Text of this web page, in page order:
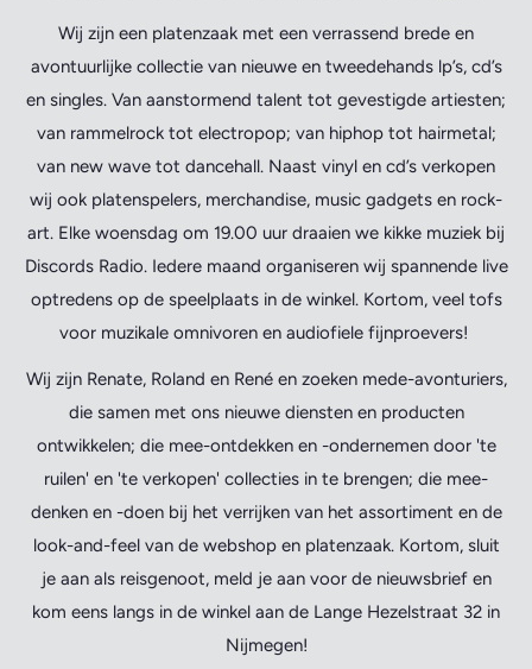
Wij zijn een platenzaak met een verrassend brede en
avontuurlijke collectie van nieuwe en tweedehands lp’s, cd’s
en singles. Van aanstormend talent tot gevestigde artiesten;
van rammelrock tot electropop; van hiphop tot hairmetal;
van new wave tot dancehall. Naast vinyl en cd’s verkopen
wij ook platenspelers, merchandise, music gadgets en rock-
art. Elke woensdag om 19.00 uur draaien we kikke muziek bij
Discords Radio. Iedere maand organiseren wij spannende live
optredens op de speelplaats in de winkel. Kortom, veel tofs
voor muzikale omnivoren en audiofiele fijnproevers!
Wij zijn Renate, Roland en René en zoeken mede-avonturiers,
die samen met ons nieuwe diensten en producten
ontwikkelen; die mee-ontdekken en -ondernemen door 'te
ruilen' en 'te verkopen' collecties in te brengen; die mee-
denken en -doen bij het verrijken van het assortiment en de
look-and-feel van de webshop en platenzaak. Kortom, sluit
je aan als reisgenoot, meld je aan voor de nieuwsbrief en
kom eens langs in de winkel aan de Lange Hezelstraat 32 in
Nijmegen!